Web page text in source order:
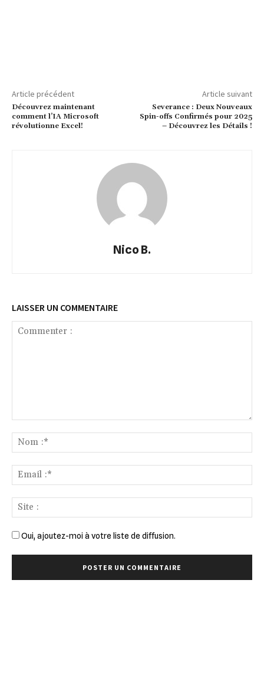
Article précédent
Découvrez maintenant
comment l’IA Microsoft
révolutionne Excel!
Article suivant
Severance : Deux Nouveaux
Spin-offs Confirmés pour 2025
– Découvrez les Détails !
Nico B.
LAISSER UN COMMENTAIRE
Oui, ajoutez-moi à votre liste de diffusion.